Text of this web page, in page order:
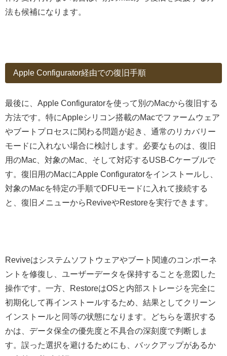
法も候補になります。
Apple Configurator経由での復旧手順
最後に、Apple Configuratorを使って別のMacから復旧する
方法です。特にAppleシリコン搭載のMacでファームウェア
やブートプロセスに関わる問題が起き、通常のリカバリー
モードに入れない場合に検討します。必要なものは、復旧
用のMac、対象のMac、そして対応するUSB-Cケーブルで
す。復旧用のMacにApple Configuratorをインストールし、
対象のMacを特定の手順でDFUモードに入れて接続する
と、復旧メニューからReviveやRestoreを実行できます。
Reviveはシステムソフトウェアやブート関連のコンポーネ
ントを修復し、ユーザーデータを保持することを意図した
操作です。一方、RestoreはOSと内部ストレージを完全に
初期化して再インストールするため、結果としてクリーン
インストールと同等の状態になります。どちらを選択する
かは、データ保全の優先度と不具合の深刻度で判断しま
す。誤った選択を避けるためにも、バックアップがあるか